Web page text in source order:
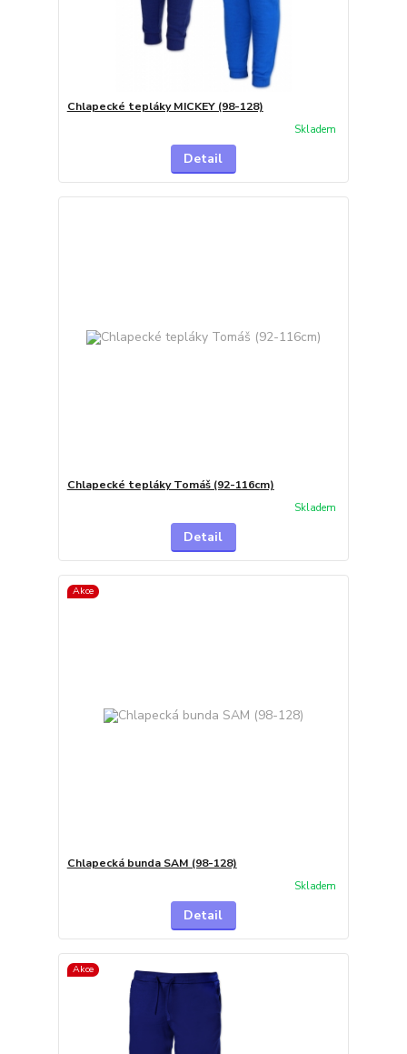
Chlapecké tepláky MICKEY (98-128)
Skladem
Detail
Chlapecké tepláky Tomáš (92-116cm)
Skladem
Detail
Akce
Chlapecká bunda SAM (98-128)
Skladem
Detail
Akce